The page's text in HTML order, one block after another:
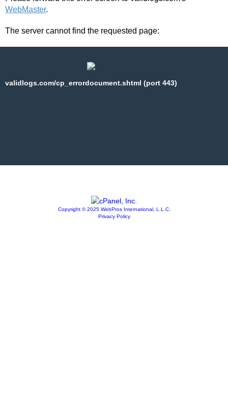
WebMaster.
The server cannot find the requested page:
validlogs.com/cp_errordocument.shtml (port 443)
Copyright © 2025 WebPros International, L.L.C.
Privacy Policy